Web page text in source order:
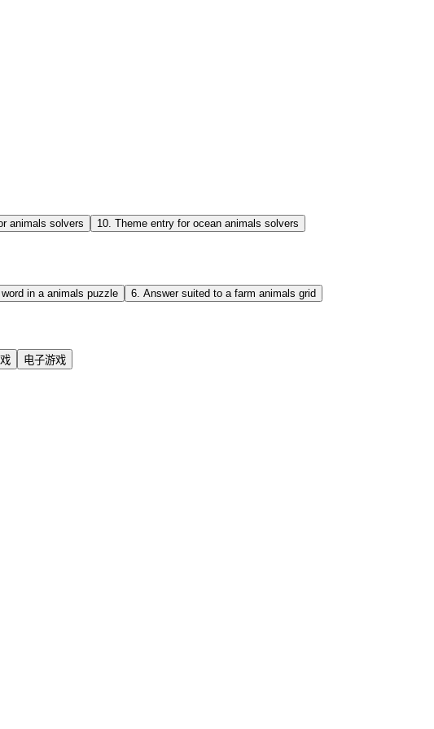
animals solvers 10. Theme entry for ocean animals solvers
in a animals puzzle 6 Answer suited to a farm animals grid
电子游戏